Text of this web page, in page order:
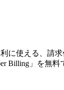
に使える、請
Billing」を無料